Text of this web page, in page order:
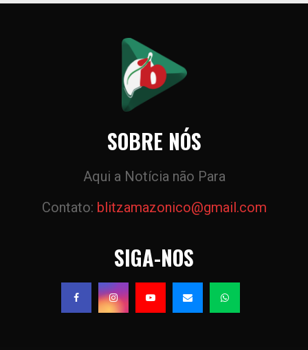
SOBRE NÓS
Aqui a Notícia não Para
Contato: blitzamazonico@gmail.com
SIGA-NOS